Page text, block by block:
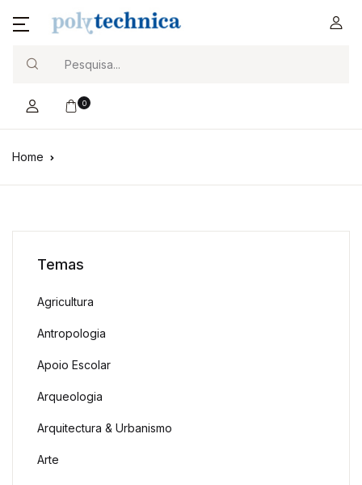
0
Home
Temas
Agricultura
Antropologia
Apoio Escolar
Arqueologia
Arquitectura & Urbanismo
Arte